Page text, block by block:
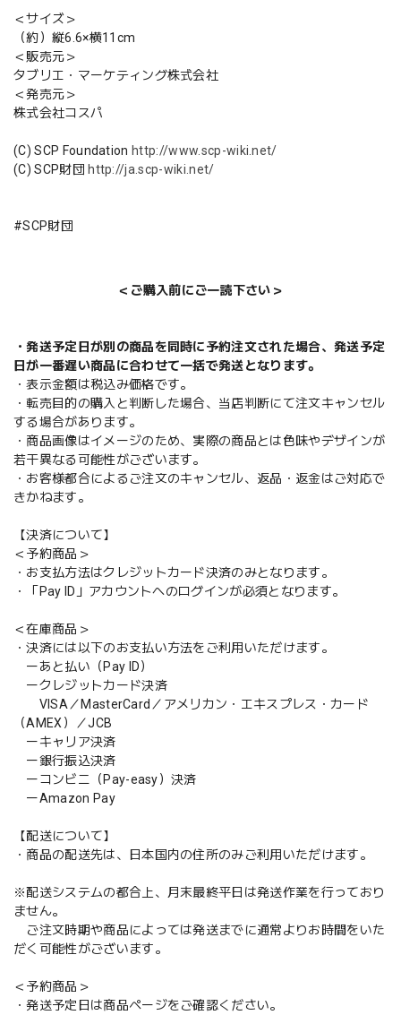
＜サイズ＞
（約）縦6.6×横11cm
＜販売元＞
タブリエ・マーケティング株式会社
＜発売元＞
株式会社コスパ
(C) SCP Foundation http://www.scp-wiki.net/
(C) SCP財団 http://ja.scp-wiki.net/
#SCP財団
＜ご購入前にご一読下さい＞
・発送予定日が別の商品を同時に予約注文された場合、発送予定
日が一番遅い商品に合わせて一括で発送となります。
・表示金額は税込み価格です。
・転売目的の購入と判断した場合、当店判断にて注文キャンセル
する場合があります。
・商品画像はイメージのため、実際の商品とは色味やデザインが
若干異なる可能性がございます。
・お客様都合によるご注文のキャンセル、返品・返金はご対応で
きかねます。
【決済について】
＜予約商品＞
・お支払方法はクレジットカード決済のみとなります。
・「Pay ID」アカウントへのログインが必須となります。
＜在庫商品＞
・決済には以下のお支払い方法をご利用いただけます。
ーあと払い（Pay ID）
ークレジットカード決済
VISA／MasterCard／アメリカン・エキスプレス・カード
（AMEX）／JCB
ーキャリア決済
ー銀行振込決済
ーコンビニ（Pay-easy）決済
ーAmazon Pay
【配送について】
・商品の配送先は、日本国内の住所のみご利用いただけます。
※配送システムの都合上、月末最終平日は発送作業を行っており
ません。
ご注文時期や商品によっては発送までに通常よりお時間をいた
だく可能性がございます。
＜予約商品＞
・発送予定日は商品ページをご確認ください。